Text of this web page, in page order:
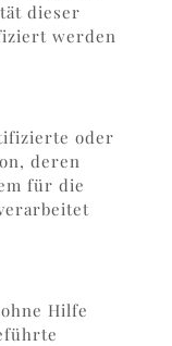
dieser
werden
oder
deren
für die
Hilfe